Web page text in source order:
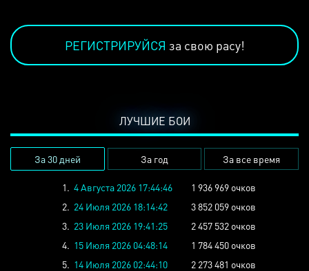
РЕГИСТРИРУЙСЯ за свою расу!
ЛУЧШИЕ БОИ
За 30 дней За год За все время
1. 4 Августа 2026 17:44:46
1 936 969 очков
2. 24 Июля 2026 18:14:42
3 852 059 очков
3. 23 Июля 2026 19:41:25
2 457 532 очков
4. 15 Июля 2026 04:48:14
1 784 450 очков
5. 14 Июля 2026 02:44:10
2 273 481 очков